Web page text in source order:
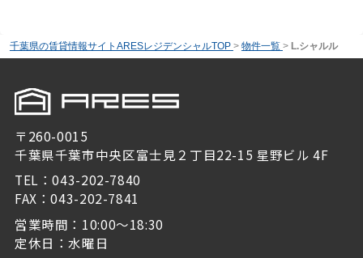
千葉県の賃貸情報サイトARESレジデンシャルTOP > 物件一覧 > L.シャルル
〒260-0015
千葉県千葉市中央区富士見２丁目22-15 星野ビル 4F
TEL：043-202-7840
FAX：043-202-7841
営業時間：10:00～18:30
定休日：水曜日